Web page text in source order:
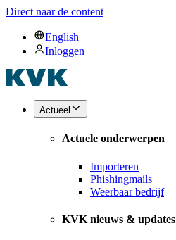
Direct naar de content
English
Inloggen
Actueel
Actuele onderwerpen
Importeren
Phishingmails
Weerbaar bedrijf
KVK nieuws & updates